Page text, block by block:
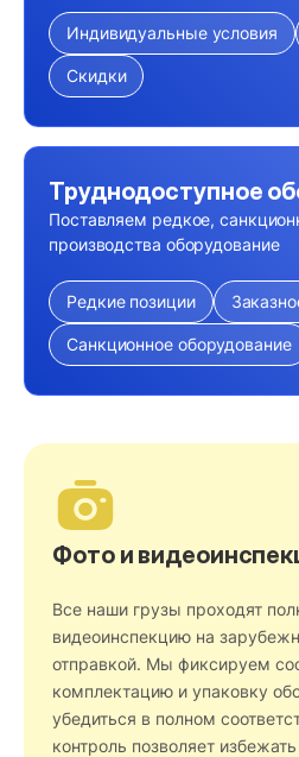
Индивидуальные условия
Скидки
Труднодоступное
Поставляем редкое,
производства оборудование
Редкие позиции
Санкционное оборудование
Фото и
Все наши грузы проходят
видеоинспекцию на
отправкой. Мы фиксируем
комплектацию и упаковку
убедиться в полном
контроль позволяет